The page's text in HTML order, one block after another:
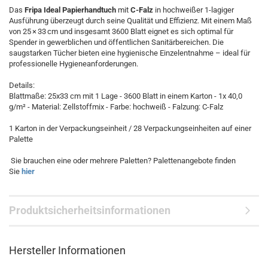
Das Fripa Ideal Papierhandtuch mit C-Falz in hochweißer 1-lagiger
Ausführung überzeugt durch seine Qualität und Effizienz. Mit einem Maß
von 25 × 33 cm und insgesamt 3600 Blatt eignet es sich optimal für
Spender in gewerblichen und öffentlichen Sanitärbereichen. Die
saugstarken Tücher bieten eine hygienische Einzelentnahme – ideal für
professionelle Hygieneanforderungen.
Details:
Blattmaße: 25x33 cm mit 1 Lage - 3600 Blatt in einem Karton - 1x 40,0
g/m² - Material: Zellstoffmix - Farbe: hochweiß - Falzung: C-Falz
1 Karton in der Verpackungseinheit / 28 Verpackungseinheiten auf einer
Palette
Sie brauchen eine oder mehrere Paletten? Palettenangebote finden
Sie hier
Produktsicherheitsinformationen
Hersteller Informationen